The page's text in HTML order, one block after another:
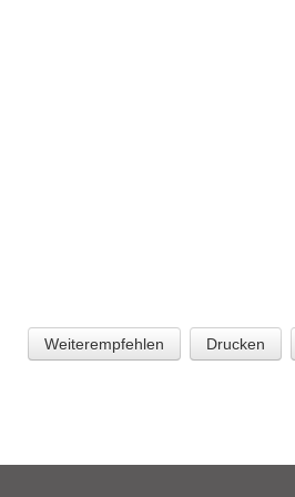
Weiterempfehlen Drucken